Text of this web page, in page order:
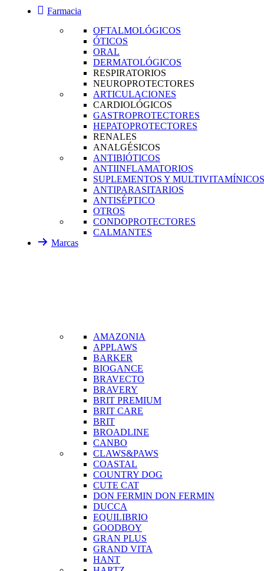
Farmacia
OFTALMOLÓGICOS
ÓTICOS
ORAL
DERMATOLÓGICOS
RESPIRATORIOS
NEUROPROTECTORES
ARTICULACIONES
CARDIOLÓGICOS
GASTROPROTECTORES
HEPATOPROTECTORES
RENALES
ANALGÉSICOS
ANTIBIÓTICOS
ANTIINFLAMATORIOS
SUPLEMENTOS Y MULTIVITAMÍNICOS
ANTIPARASITARIOS
ANTISÉPTICO
OTROS
CONDOPROTECTORES
CALMANTES
Marcas
AMAZONIA
APPLAWS
BARKER
BIOGANCE
BRAVECTO
BRAVERY
BRIT PREMIUM
BRIT CARE
BRIT
BROADLINE
CANBO
CLAWS&PAWS
COASTAL
COUNTRY DOG
CUTE CAT
DON FERMIN DON FERMIN
DUCCA
EQUILIBRIO
GOODBOY
GRAN PLUS
GRAND VITA
HANT